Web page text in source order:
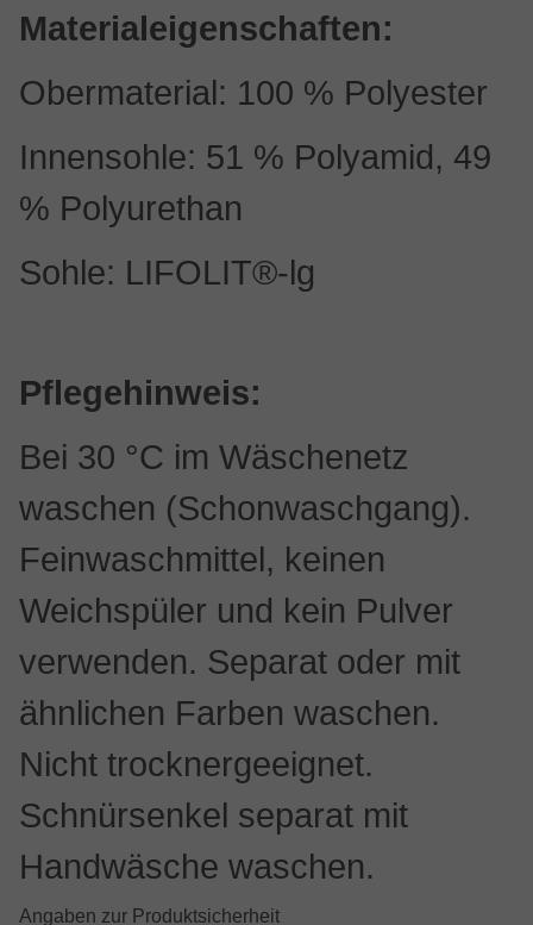
Materialeigenschaften:
Obermaterial: 100 % Polyester
Innensohle: 51 % Polyamid, 49
% Polyurethan
Sohle: LIFOLIT®-lg
Pflegehinweis:
Bei 30 °C im Wäschenetz
waschen (Schonwaschgang).
Feinwaschmittel, keinen
Weichspüler und kein Pulver
verwenden. Separat oder mit
ähnlichen Farben waschen.
Nicht trocknergeeignet.
Schnürsenkel separat mit
Handwäsche waschen.
Angaben zur Produktsicherheit